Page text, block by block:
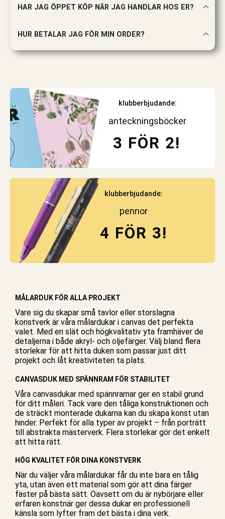
HAR JAG ÖPPET KÖP NÄR JAG HANDLAR HOS ER?
HUR BETALAR JAG FÖR MIN ORDER?
klubberbjudande:
anteckningsböcker
3 FÖR 2!
klubberbjudande:
pennor
4 FÖR 3!
MÅLARDUK FÖR ALLA PROJEKT
Vare sig du skapar små tavlor eller storslagna
konstverk är våra målardukar i canvas det perfekta
valet. Med en slät och högkvalitativ yta framhäver de
detaljerna i både akryl- och oljefärger. Välj bland flera
storlekar för att hitta duken som passar just ditt
projekt och låt kreativiteten ta plats.
CANVASDUK MED SPÄNNRAM FÖR STABILITET
Våra canvasdukar med spännramar ger en stabil grund
för ditt måleri. Tack vare den tåliga konstruktionen och
de sträckt monterade dukarna kan du skapa konst utan
hinder. Perfekt för alla typer av projekt – från porträtt
till abstrakta mästerverk. Flera storlekar gör det enkelt
att hitta rätt.
HÖG KVALITET FÖR DINA KONSTVERK
När du väljer våra målardukar får du inte bara en tålig
yta, utan även ett material som gör att dina färger
fäster på bästa sätt. Oavsett om du är nybörjare eller
erfaren konstnär ger dessa dukar en professionell
känsla som lyfter fram det bästa i dina verk.